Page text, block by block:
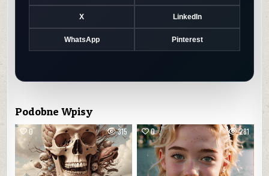
X LinkedIn
WhatsApp Pinterest
Podobne Wpisy
0 315 0 281